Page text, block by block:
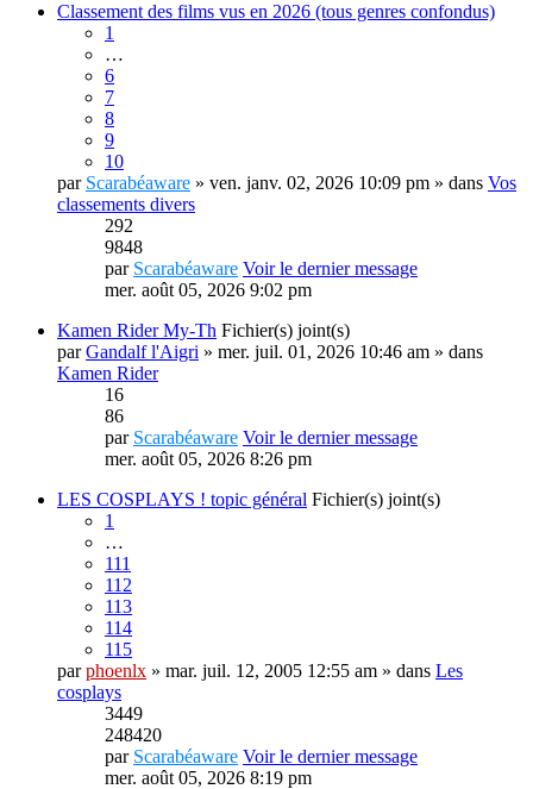
Classement des films vus en 2026 (tous genres confondus)
1
…
6
7
8
9
10
par Scarabéaware » ven. janv. 02, 2026 10:09 pm » dans Vos
classements divers
292
9848
par Scarabéaware Voir le dernier message
mer. août 05, 2026 9:02 pm
Kamen Rider My-Th Fichier(s) joint(s)
parGandalf l'Aigri » mer. juil. 01, 2026 10:46 am » dans
Kamen Rider
16
86
par Scarabéaware Voir le dernier message
mer. août 05, 2026 8:26 pm
LES COSPLAYS ! topic général Fichier(s) joint(s)
1
…
111
112
113
114
115
parphoenlx » mar. juil. 12, 2005 12:55 am » dans Les
cosplays
3449
248420
par Scarabéaware Voir le dernier message
mer. août 05, 2026 8:19 pm